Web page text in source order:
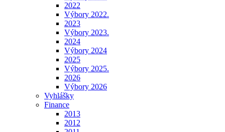
2022
Výbory 2022.
2023
Výbory 2023.
2024
Výbory 2024
2025
Výbory 2025.
2026
Výbory 2026
Vyhlášky
Finance
2013
2012